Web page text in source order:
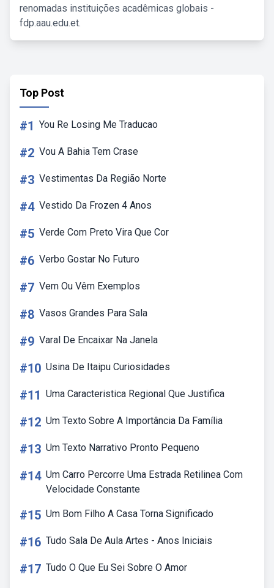
renomadas instituições acadêmicas globais -
fdp.aau.edu.et.
Top Post
#1 You Re Losing Me Traducao
#2 Vou A Bahia Tem Crase
#3 Vestimentas Da Região Norte
#4 Vestido Da Frozen 4 Anos
#5 Verde Com Preto Vira Que Cor
#6 Verbo Gostar No Futuro
#7 Vem Ou Vêm Exemplos
#8 Vasos Grandes Para Sala
#9 Varal De Encaixar Na Janela
#10 Usina De Itaipu Curiosidades
#11 Uma Caracteristica Regional Que Justifica
#12 Um Texto Sobre A Importância Da Família
#13 Um Texto Narrativo Pronto Pequeno
#14 Um Carro Percorre Uma Estrada Retilinea Com
Velocidade Constante
#15 Um Bom Filho A Casa Torna Significado
#16 Tudo Sala De Aula Artes - Anos Iniciais
#17 Tudo O Que Eu Sei Sobre O Amor